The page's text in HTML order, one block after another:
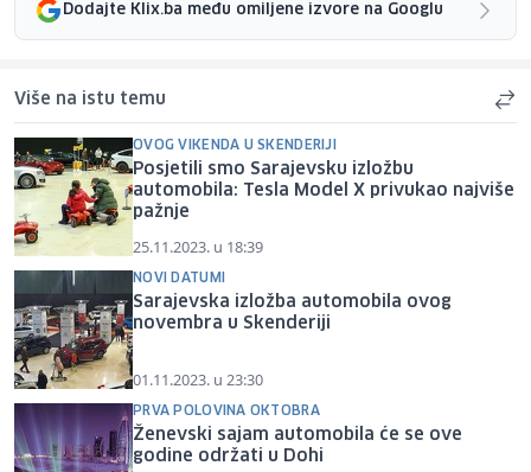
Dodajte Klix.ba među omiljene izvore na Googlu
Više na istu temu
OVOG VIKENDA U SKENDERIJI
Posjetili smo Sarajevsku izložbu
automobila: Tesla Model X privukao najviše
pažnje
25.11.2023. u 18:39
NOVI DATUMI
Sarajevska izložba automobila ovog
novembra u Skenderiji
01.11.2023. u 23:30
PRVA POLOVINA OKTOBRA
Ženevski sajam automobila će se ove
godine održati u Dohi